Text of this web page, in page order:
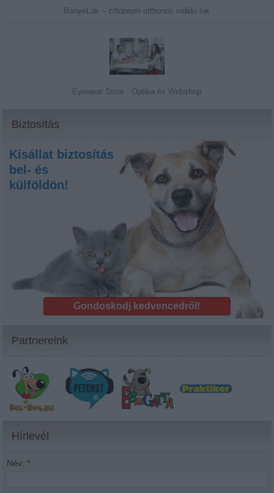
BényeLak – zöldorom otthonos vidéki lak
Eyewear Store - Optika ès Webshop
Biztosítás
Kisállat biztosítás
bel- és
külföldön!
Gondoskodj kedvencedről!
Partnereink
Hírlevél
Név: *